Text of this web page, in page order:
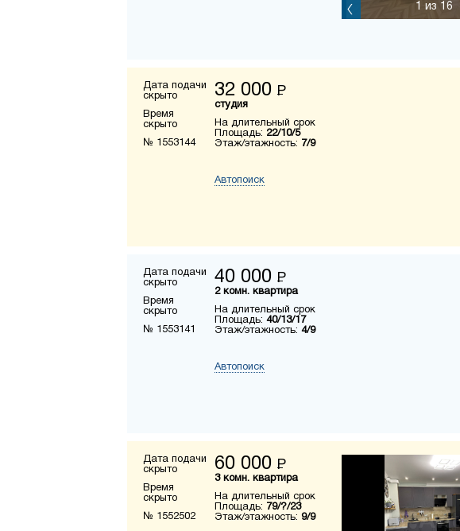
1 из 16
Дата подачи
скрыто
Время
скрыто
№ 1553144
32 000 Р
студия
На длительный срок
Площадь: 22/10/5
Этаж/этажность: 7/9
Автопоиск
Дата подачи
скрыто
Время
скрыто
№ 1553141
40 000 Р
2 комн. квартира
На длительный срок
Площадь: 40/13/17
Этаж/этажность: 4/9
Автопоиск
Дата подачи
скрыто
Время
скрыто
№ 1552502
60 000 Р
3 комн. квартира
На длительный срок
Площадь: 79/?/23
Этаж/этажность: 9/9